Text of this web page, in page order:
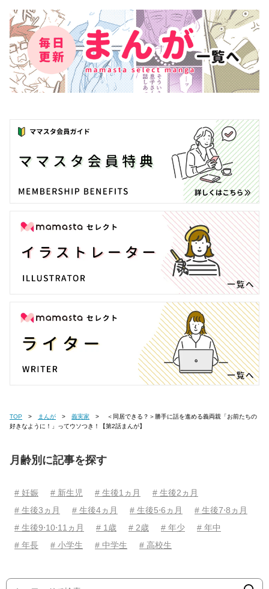
TOP まんが 義実家
好きなように！」ってウソつき！【第2話まんが】
月齢別に記事を探す
# 妊娠 # 新生児 # 生後1ヵ月
# 生後2ヵ月
# 生後3ヵ月
# 生後4ヵ月 # 生後5⋅6ヵ月
# 生後7⋅8ヵ月
# 生後9⋅10⋅11ヵ月
# 1歳 # 2歳 # 年少
# 年中
# 年長
# 小学生 # 中学生 # 高校生